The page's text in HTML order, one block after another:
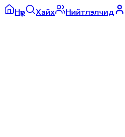
Нүүр Хайх Нийтлэлчид